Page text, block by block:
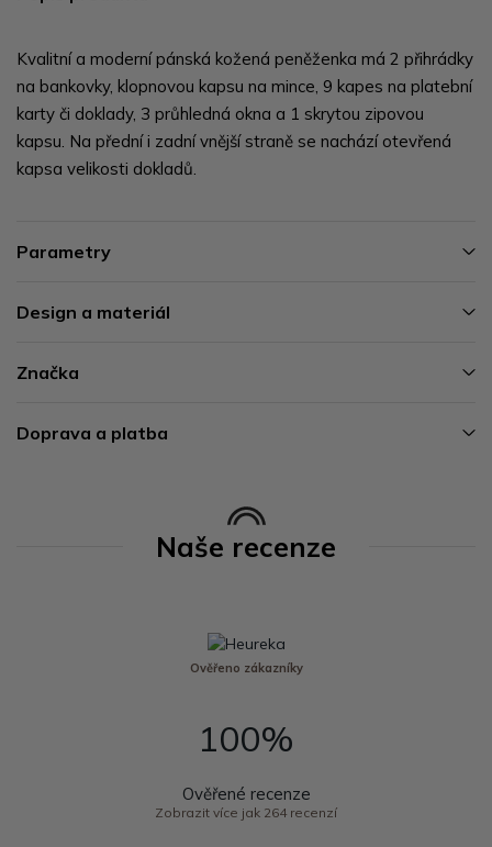
Kvalitní a moderní pánská kožená peněženka má 2 přihrádky
na bankovky, klopnovou kapsu na mince, 9 kapes na platební
karty či doklady, 3 průhledná okna a 1 skrytou zipovou
kapsu. Na přední i zadní vnější straně se nachází otevřená
kapsa velikosti dokladů.
Parametry
Design a materiál
Značka
Doprava a platba
Naše recenze
Ověřeno zákazníky
100%
Ověřené recenze
Zobrazit více jak 264 recenzí